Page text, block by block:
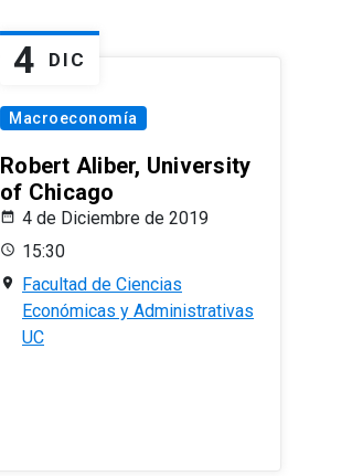
4 DIC
Macroeconomía
Robert Aliber, University
of Chicago
4 de Diciembre de 2019
15:30
Facultad de Ciencias
Económicas y Administrativas
UC